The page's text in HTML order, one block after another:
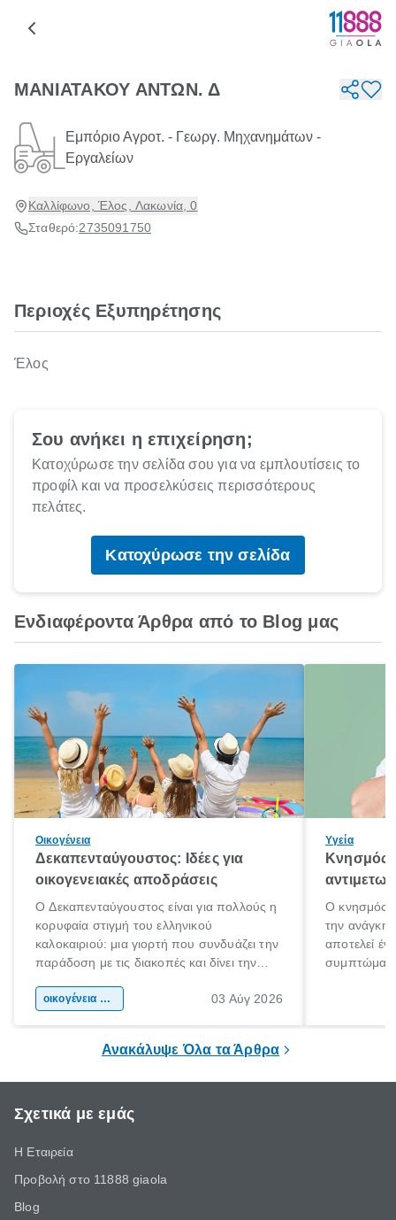
ΜΑΝΙΑΤΑΚΟΥ ΑΝΤΩΝ. Δ
Εμπόριο Αγροτ. - Γεωργ. Μηχανημάτων -
Εργαλείων
Καλλίφωνο, Έλος, Λακωνία, 0
Σταθερό:2735091750
Περιοχές Εξυπηρέτησης
Έλος
Σου ανήκει η επιχείρηση;
Κατοχύρωσε την σελίδα σου για να εμπλουτίσεις το
προφίλ και να προσελκύσεις περισσότερους
πελάτες.
Κατοχύρωσε την σελίδα
Ενδιαφέροντα Άρθρα από το Blog μας
Οικογένεια
Δεκαπενταύγουστος: Ιδέες για
οικογενειακές αποδράσεις
Ο Δεκαπενταύγουστος είναι για πολλούς η
κορυφαία στιγμή του ελληνικού
καλοκαιριού: μια γιορτή που συνδυάζει την
παράδοση με τις διακοπές και δίνει την
χώρας. Είτε πρόκειται για λίγες μέρες
οικογένεια & παιδί 03 Αύγ 2026
Υγεία
Κνησμός:
Ο κνησμός
την ανάγκη
αποτελεί
Ανακάλυψε Όλα τα Άρθρα
Σχετικά με εμάς
Η Εταιρεία
Προβολή στο 11888 giaola
Blog